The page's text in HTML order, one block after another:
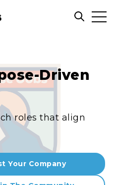
Open
Driven
roles that align
Your Company